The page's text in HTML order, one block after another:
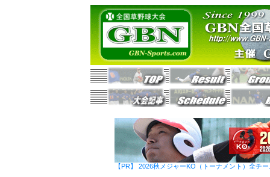
【PR】 2026秋メジャーKO（トーナメント）全チ